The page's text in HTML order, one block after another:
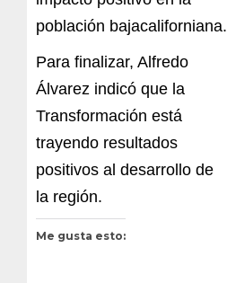
población bajacaliforniana.
Para finalizar, Alfredo
Álvarez indicó que la
Transformación está
trayendo resultados
positivos al desarrollo de
la región.
Me gusta esto: